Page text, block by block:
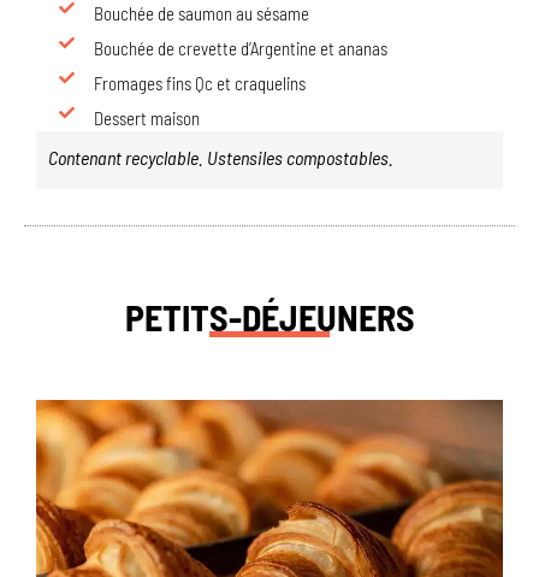
Bouchée de saumon au sésame
Bouchée de crevette d’Argentine et ananas
Fromages fins Qc et craquelins
Dessert maison
Contenant recyclable. Ustensiles compostables.
PETITS-DÉJEUNERS